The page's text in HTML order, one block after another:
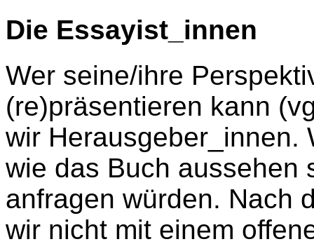
Die Essayist_innen
Wer seine/ihre
(re)präsentieren kann
wir Herausgeber_innen.
wie das Buch aussehen
anfragen würden. Nach
wir nicht mit einem